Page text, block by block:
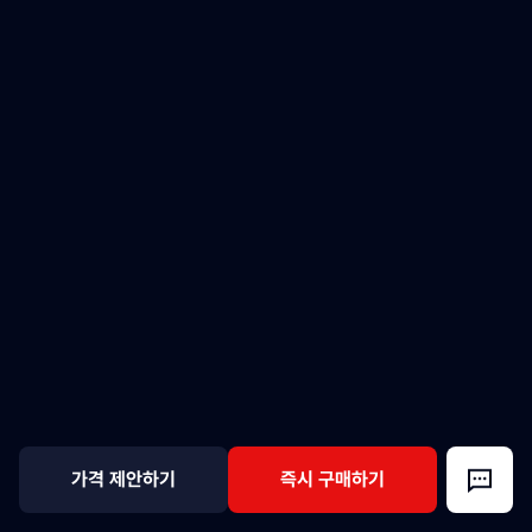
가격 제안하기 즉시 구매하기